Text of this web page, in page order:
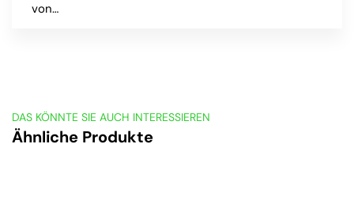
von…
DAS KÖNNTE SIE AUCH INTERESSIEREN
Ähnliche Produkte